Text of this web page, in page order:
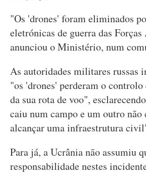
"Os 'drones' foram eliminados
eletrónicas de guerra das Forças
anunciou o Ministério, num
As autoridades militares russas
"os 'drones' perderam o controlo
da sua rota de voo",
caiu num campo e um outro não
alcançar uma infraestrutura
Para já, a Ucrânia não assumiu
responsabilidade nestes